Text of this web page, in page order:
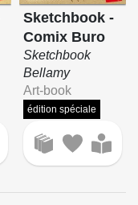
Sketchbook -
Comix Buro
Sketchbook
Bellamy
Art-book
édition spéciale